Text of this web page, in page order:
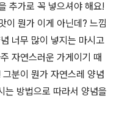
추가로 꼭 넣으셔야 해요!
이 뭔가 이게 아닌데? 느낌
너무 많이 넣지는 마시고
자연스러운 가게이기 때
분이 뭔가 자연스레 양념
는 방법으로 따라서 양념을